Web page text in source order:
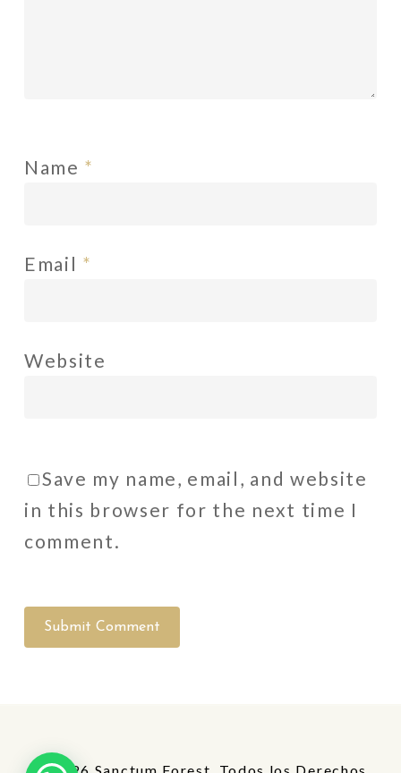
Name *
Email *
Website
Save my name, email, and website
in this browser for the next time I
comment.